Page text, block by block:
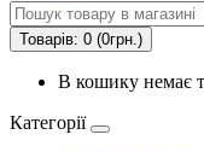
Товарів: 0 (0грн.)
В кошику немає
Категорії